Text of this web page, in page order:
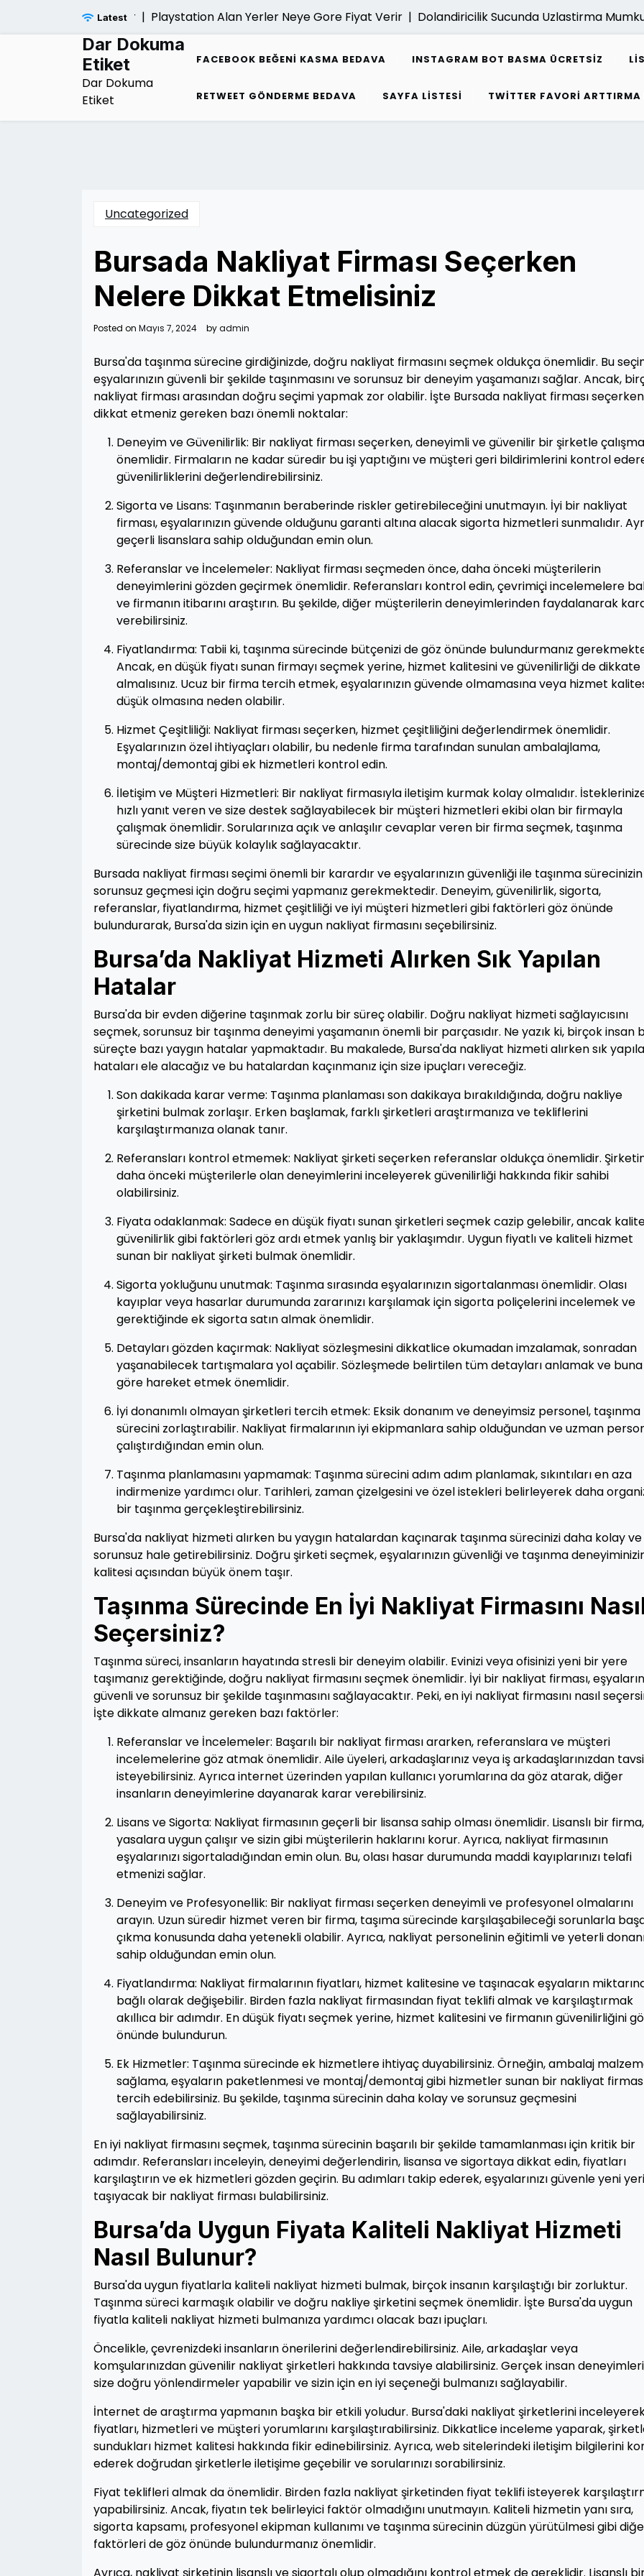
LatestPlaystation Alan Yerler Neye Gore Fiyat Verir |Dolandiricilik Sucunda Uzlastirma Mumkun
Dar Dokuma
Etiket
Dar Dokuma
Etiket
FACEBOOK BEĞENI KASMA BEDAVA INSTAGRAM BOT BASMA ÜCRETSIZ
RETWEET GÖNDERME BEDAVA SAYFA LISTESI TWITTER FAVORI ARTTIRMA
Uncategorized
Bursada Nakliyat Firması Seçerken
Nelere Dikkat Etmelisiniz
Posted on Mayıs 7, 2024 byadmin
Bursa'da taşınma sürecine girdiğinizde, doğru nakliyat firmasını seçmek oldukça önemlidir. Bu
eşyalarınızın güvenli bir şekilde taşınmasını ve sorunsuz bir deneyim yaşamanızı sağlar. Ancak,
nakliyat firması arasından doğru seçimi yapmak zor olabilir. İşte Bursada nakliyat firması seçerken
dikkat etmeniz gereken bazı önemli noktalar:
Deneyim ve Güvenilirlik: Bir nakliyat firması seçerken, deneyimli ve güvenilir bir şirketle
önemlidir. Firmaların ne kadar süredir bu işi yaptığını ve müşteri geri bildirimlerini kontrol
güvenilirliklerini değerlendirebilirsiniz.
Sigorta ve Lisans: Taşınmanın beraberinde riskler getirebileceğini unutmayın. İyi bir nakliyat
firması, eşyalarınızın güvende olduğunu garanti altına alacak sigorta hizmetleri sunmalıdır.
geçerli lisanslara sahip olduğundan emin olun.
Referanslar ve İncelemeler: Nakliyat firması seçmeden önce, daha önceki müşterilerin
deneyimlerini gözden geçirmek önemlidir. Referansları kontrol edin, çevrimiçi incelemelere
ve firmanın itibarını araştırın. Bu şekilde, diğer müşterilerin deneyimlerinden faydalanarak
verebilirsiniz.
Fiyatlandırma: Tabii ki, taşınma sürecinde bütçenizi de göz önünde bulundurmanız
Ancak, en düşük fiyatı sunan firmayı seçmek yerine, hizmet kalitesini ve güvenilirliği de dikkate
almalısınız. Ucuz bir firma tercih etmek, eşyalarınızın güvende olmamasına veya hizmet
düşük olmasına neden olabilir.
Hizmet Çeşitliliği: Nakliyat firması seçerken, hizmet çeşitliliğini değerlendirmek önemlidir.
Eşyalarınızın özel ihtiyaçları olabilir, bu nedenle firma tarafından sunulan ambalajlama,
montaj/demontaj gibi ek hizmetleri kontrol edin.
İletişim ve Müşteri Hizmetleri: Bir nakliyat firmasıyla iletişim kurmak kolay olmalıdır.
hızlı yanıt veren ve size destek sağlayabilecek bir müşteri hizmetleri ekibi olan bir firmayla
çalışmak önemlidir. Sorularınıza açık ve anlaşılır cevaplar veren bir firma seçmek, taşınma
sürecinde size büyük kolaylık sağlayacaktır.
Bursada nakliyat firması seçimi önemli bir karardır ve eşyalarınızın güvenliği ile taşınma sürecinizin
sorunsuz geçmesi için doğru seçimi yapmanız gerekmektedir. Deneyim, güvenilirlik, sigorta,
referanslar, fiyatlandırma, hizmet çeşitliliği ve iyi müşteri hizmetleri gibi faktörleri göz önünde
bulundurarak, Bursa'da sizin için en uygun nakliyat firmasını seçebilirsiniz.
Bursa’da Nakliyat Hizmeti Alırken Sık Yapılan
Hatalar
Bursa'da bir evden diğerine taşınmak zorlu bir süreç olabilir. Doğru nakliyat hizmeti sağlayıcısını
seçmek, sorunsuz bir taşınma deneyimi yaşamanın önemli bir parçasıdır. Ne yazık ki, birçok insan
süreçte bazı yaygın hatalar yapmaktadır. Bu makalede, Bursa'da nakliyat hizmeti alırken sık
hataları ele alacağız ve bu hatalardan kaçınmanız için size ipuçları vereceğiz.
Son dakikada karar verme: Taşınma planlaması son dakikaya bırakıldığında, doğru nakliye
şirketini bulmak zorlaşır. Erken başlamak, farklı şirketleri araştırmanıza ve tekliflerini
karşılaştırmanıza olanak tanır.
Referansları kontrol etmemek: Nakliyat şirketi seçerken referanslar oldukça önemlidir.
daha önceki müşterilerle olan deneyimlerini inceleyerek güvenilirliği hakkında fikir sahibi
olabilirsiniz.
Fiyata odaklanmak: Sadece en düşük fiyatı sunan şirketleri seçmek cazip gelebilir, ancak
güvenilirlik gibi faktörleri göz ardı etmek yanlış bir yaklaşımdır. Uygun fiyatlı ve kaliteli hizmet
sunan bir nakliyat şirketi bulmak önemlidir.
Sigorta yokluğunu unutmak: Taşınma sırasında eşyalarınızın sigortalanması önemlidir. Olası
kayıplar veya hasarlar durumunda zararınızı karşılamak için sigorta poliçelerini incelemek ve
gerektiğinde ek sigorta satın almak önemlidir.
Detayları gözden kaçırmak: Nakliyat sözleşmesini dikkatlice okumadan imzalamak, sonradan
yaşanabilecek tartışmalara yol açabilir. Sözleşmede belirtilen tüm detayları anlamak ve buna
göre hareket etmek önemlidir.
İyi donanımlı olmayan şirketleri tercih etmek: Eksik donanım ve deneyimsiz personel, taşınma
sürecini zorlaştırabilir. Nakliyat firmalarının iyi ekipmanlara sahip olduğundan ve uzman
çalıştırdığından emin olun.
Taşınma planlamasını yapmamak: Taşınma sürecini adım adım planlamak, sıkıntıları en aza
indirmenize yardımcı olur. Tarihleri, zaman çizelgesini ve özel istekleri belirleyerek daha
bir taşınma gerçekleştirebilirsiniz.
Bursa'da nakliyat hizmeti alırken bu yaygın hatalardan kaçınarak taşınma sürecinizi daha kolay ve
sorunsuz hale getirebilirsiniz. Doğru şirketi seçmek, eşyalarınızın güvenliği ve taşınma
kalitesi açısından büyük önem taşır.
Taşınma Sürecinde En İyi Nakliyat Firmasını
Seçersiniz?
Taşınma süreci, insanların hayatında stresli bir deneyim olabilir. Evinizi veya ofisinizi yeni bir yere
taşımanız gerektiğinde, doğru nakliyat firmasını seçmek önemlidir. İyi bir nakliyat firması,
güvenli ve sorunsuz bir şekilde taşınmasını sağlayacaktır. Peki, en iyi nakliyat firmasını nasıl
İşte dikkate almanız gereken bazı faktörler:
Referanslar ve İncelemeler: Başarılı bir nakliyat firması ararken, referanslara ve müşteri
incelemelerine göz atmak önemlidir. Aile üyeleri, arkadaşlarınız veya iş arkadaşlarınızdan
isteyebilirsiniz. Ayrıca internet üzerinden yapılan kullanıcı yorumlarına da göz atarak, diğer
insanların deneyimlerine dayanarak karar verebilirsiniz.
Lisans ve Sigorta: Nakliyat firmasının geçerli bir lisansa sahip olması önemlidir. Lisanslı bir firma,
yasalara uygun çalışır ve sizin gibi müşterilerin haklarını korur. Ayrıca, nakliyat firmasının
eşyalarınızı sigortaladığından emin olun. Bu, olası hasar durumunda maddi kayıplarınızı telafi
etmenizi sağlar.
Deneyim ve Profesyonellik: Bir nakliyat firması seçerken deneyimli ve profesyonel olmalarını
arayın. Uzun süredir hizmet veren bir firma, taşıma sürecinde karşılaşabileceği sorunlarla
çıkma konusunda daha yetenekli olabilir. Ayrıca, nakliyat personelinin eğitimli ve yeterli
sahip olduğundan emin olun.
Fiyatlandırma: Nakliyat firmalarının fiyatları, hizmet kalitesine ve taşınacak eşyaların
bağlı olarak değişebilir. Birden fazla nakliyat firmasından fiyat teklifi almak ve karşılaştırmak
akıllıca bir adımdır. En düşük fiyatı seçmek yerine, hizmet kalitesini ve firmanın güvenilirliğini
önünde bulundurun.
Ek Hizmetler: Taşınma sürecinde ek hizmetlere ihtiyaç duyabilirsiniz. Örneğin, ambalaj
sağlama, eşyaların paketlenmesi ve montaj/demontaj gibi hizmetler sunan bir nakliyat
tercih edebilirsiniz. Bu şekilde, taşınma sürecinin daha kolay ve sorunsuz geçmesini
sağlayabilirsiniz.
En iyi nakliyat firmasını seçmek, taşınma sürecinin başarılı bir şekilde tamamlanması için kritik bir
adımdır. Referansları inceleyin, deneyimi değerlendirin, lisansa ve sigortaya dikkat edin, fiyatları
karşılaştırın ve ek hizmetleri gözden geçirin. Bu adımları takip ederek, eşyalarınızı güvenle yeni
taşıyacak bir nakliyat firması bulabilirsiniz.
Bursa’da Uygun Fiyata Kaliteli Nakliyat Hizmeti
Nasıl Bulunur?
Bursa'da uygun fiyatlarla kaliteli nakliyat hizmeti bulmak, birçok insanın karşılaştığı bir zorluktur.
Taşınma süreci karmaşık olabilir ve doğru nakliye şirketini seçmek önemlidir. İşte Bursa'da uygun
fiyatla kaliteli nakliyat hizmeti bulmanıza yardımcı olacak bazı ipuçları.
Öncelikle, çevrenizdeki insanların önerilerini değerlendirebilirsiniz. Aile, arkadaşlar veya
komşularınızdan güvenilir nakliyat şirketleri hakkında tavsiye alabilirsiniz. Gerçek insan
size doğru yönlendirmeler yapabilir ve sizin için en iyi seçeneği bulmanızı sağlayabilir.
İnternet de araştırma yapmanın başka bir etkili yoludur. Bursa'daki nakliyat şirketlerini
fiyatları, hizmetleri ve müşteri yorumlarını karşılaştırabilirsiniz. Dikkatlice inceleme yaparak,
sundukları hizmet kalitesi hakkında fikir edinebilirsiniz. Ayrıca, web sitelerindeki iletişim bilgilerini
ederek doğrudan şirketlerle iletişime geçebilir ve sorularınızı sorabilirsiniz.
Fiyat teklifleri almak da önemlidir. Birden fazla nakliyat şirketinden fiyat teklifi isteyerek
yapabilirsiniz. Ancak, fiyatın tek belirleyici faktör olmadığını unutmayın. Kaliteli hizmetin yanı sıra,
sigorta kapsamı, profesyonel ekipman kullanımı ve taşınma sürecinin düzgün yürütülmesi gibi
faktörleri de göz önünde bulundurmanız önemlidir.